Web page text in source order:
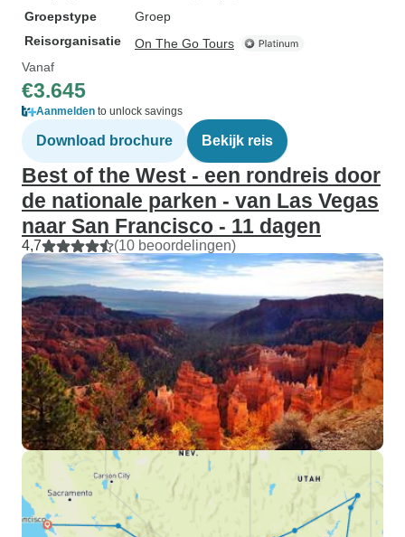
Groepstype
Groep
Reisorganisatie
On The Go Tours
Vanaf
€3.645
Aanmelden to unlock savings
Download brochure Bekijk reis
Best of the West - een rondreis door
de nationale parken - van Las Vegas
naar San Francisco - 11 dagen
4,7 (10 beoordelingen)